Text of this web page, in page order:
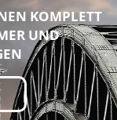
KOMPLETT
UND